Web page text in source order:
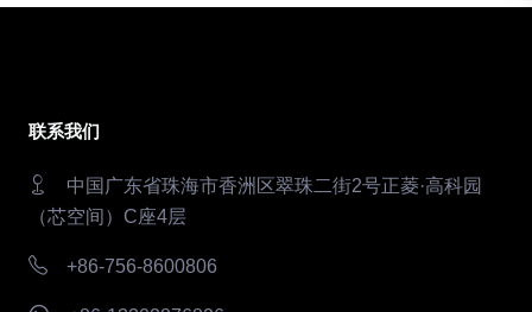
联系我们
中国广东省珠海市香洲区翠珠二街2号正菱·高科园
（芯空间）C座4层
+86-756-8600806